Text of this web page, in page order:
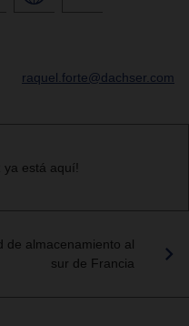
raquel.forte@dachser.com
ya está aquí!
de almacenamiento al
sur de Francia